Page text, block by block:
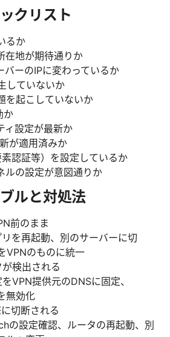
クリスト
るか
在地が期待通りか
バーのIPに変わっているか
していないか
を起こしていないか
か
ィ設定が最新か
が適用済みか
認証等）を設定しているか
ルの設定が意図通りか
ルと対処法
前のまま
を再起動、別のサーバーに切
VPNのものに統一
検出される
VPN提供元のDNSに固定、
無効化
切断される
の設定確認、ルータの再起動、別